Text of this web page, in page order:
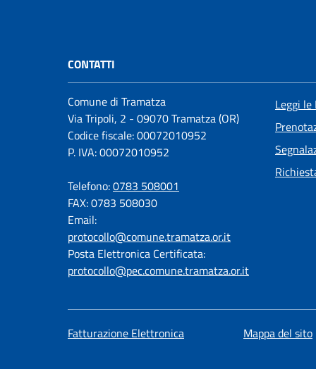
CONTATTI
Comune di Tramatza
Via Tripoli, 2 - 09070 Tramatza (OR)
Codice fiscale: 00072010952
P. IVA: 00072010952
Telefono:0783 508001
FAX: 0783 508030
Email:
protocollo@comune.tramatza.or.it
Posta Elettronica Certificata:
protocollo@pec.comune.tramatza.or.it
Leggi le
Fatturazione Elettronica Mappa del sito